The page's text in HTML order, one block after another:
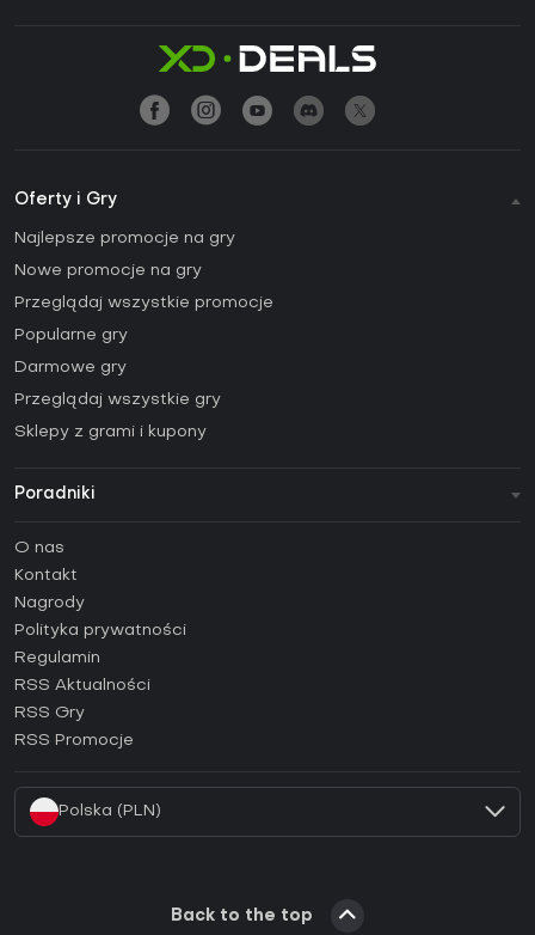
Oferty i Gry
Najlepsze promocje na gry
Nowe promocje na gry
Przeglądaj wszystkie promocje
Popularne gry
Darmowe gry
Przeglądaj wszystkie gry
Sklepy z grami i kupony
Poradniki
Poradniki
Jak aktywować klucz Steam (CD Key)?
Jak aktywować klucz Epic Games (CD Key)?
Jak aktywować klucz GOG (CD Key)?
Jak aktywować klucz Ubisoft Connect (CD Key)?
O nas
Kontakt
Nagrody
Polityka prywatności
Regulamin
RSS Aktualności
RSS Gry
RSS Promocje
Polska (PLN)
Back to the top